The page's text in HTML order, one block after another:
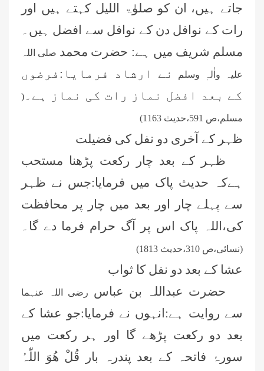
جاتے ہیں، ان کو صلوٰۃ اللیل کہتے ہیں اور
رات کے نوافل دن کے نوافل سے افضل ہیں۔
مسلم شریف میں ہے: حضرت محمد صلی اللہ
علیہ واٰلہٖ وسلم
نے ارشاد فرمایا:فرضوں
کے بعد افضل نماز رات کی نماز ہے۔(
مسلم،ص 591،حدیث 1163)
ظہر کے آخری دو نفل کی فضیلت
ظہر کے بعد چار رکعت پڑھنا مستحب
ہےکہ حدیث پاک میں فرمایا:جس نے ظہر
سے پہلے چار اور بعد میں چار پر محافظت
کی،اللہ پاک اس پر آگ حرام فرما دے گا۔
(نسائی،ص 310،حدیث 1813)
عشا کے بعد دو نفل کا ثواب
حضرت عبداللہ بن عباس
رضی اللہ عنہما
سے روایت ہے:انہوں نے فرمایا:جو عشا کے
بعد دو رکعت پڑھے گا اور ہر رکعت میں
سورۂ فاتحہ کے بعد پندرہ بار قُلْ هُوَ اللّٰہُ